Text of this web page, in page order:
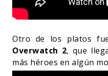
Otro de los platos
Overwatch 2, que
más héroes en algún